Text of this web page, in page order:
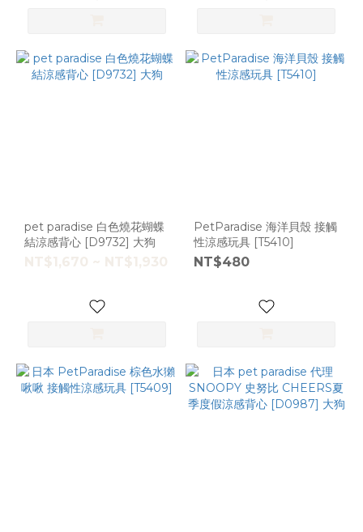
pet paradise 白色燒花蝴蝶
結涼感背心 [D9732] 大狗
NT$1,670 ~ NT$1,930
PetParadise 海洋貝殼 接觸
性涼感玩具 [T5410]
NT$480